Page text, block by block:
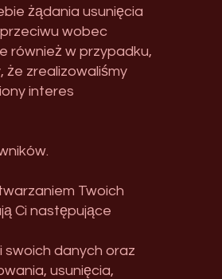
żądania usunięcia
wobec
również w przypadku,
że zrealizowaliśmy
interes
Twoich
Ci następujące
danych oraz
usunięcia,